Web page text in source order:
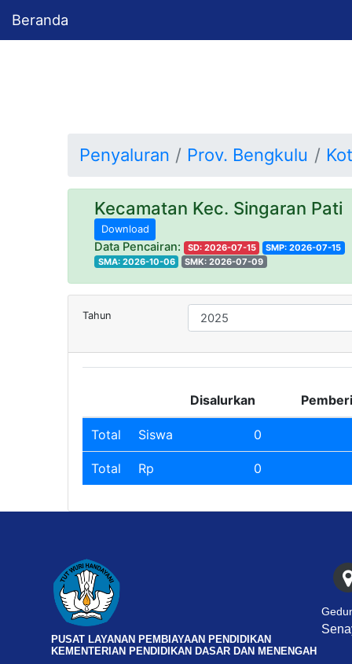
Beranda
Penyaluran Prov. Bengkulu
Kecamatan Kec. Singaran Pati
Download
Data Pencairan: SD: 2026-07-15
SMP: 2026-07-15
SMA: 2026-10-06
SMK: 2026-07-09
Tahun
Disalurkan
Total Siswa 0
Total Rp 0
PUSAT LAYANAN PEMBIAYAAN PENDIDIKAN
KEMENTERIAN PENDIDIKAN DASAR DAN MENENGAH